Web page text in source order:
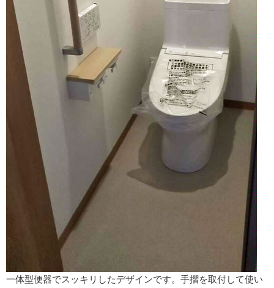
一体型便器でスッキリしたデザインです。 手摺を取付して使い